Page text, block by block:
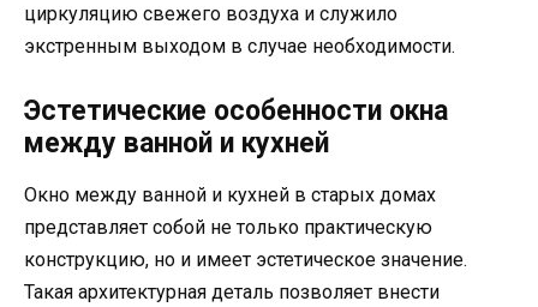
циркуляцию свежего воздуха и служило
экстренным выходом в случае необходимости.
Эстетические особенности окна
между ванной и кухней
Окно между ванной и кухней в старых домах
представляет собой не только практическую
конструкцию, но и имеет эстетическое значение.
Такая архитектурная деталь позволяет внести